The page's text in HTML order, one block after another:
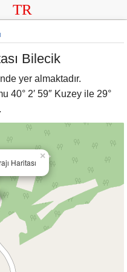
TR
Bilecik
yer almaktadır.
40° 2′ 59″ Kuzey ile 29°
Haritası
×